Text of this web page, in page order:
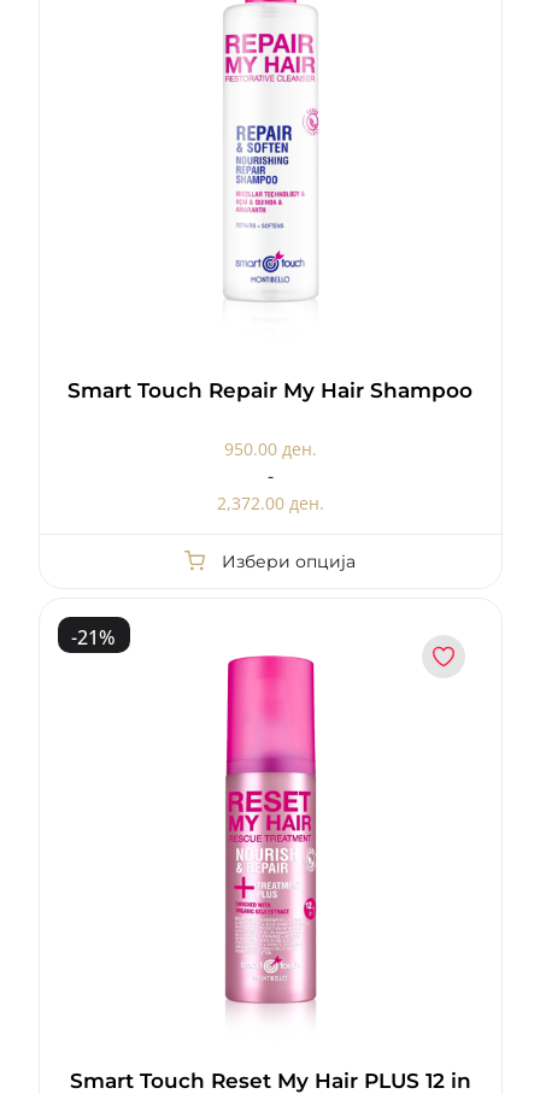
Smart Touch Repair My Hair Shampoo
950.00 ден.
-
2,372.00 ден.
Избери опција
-21%
Smart Touch Reset My Hair PLUS 12 in